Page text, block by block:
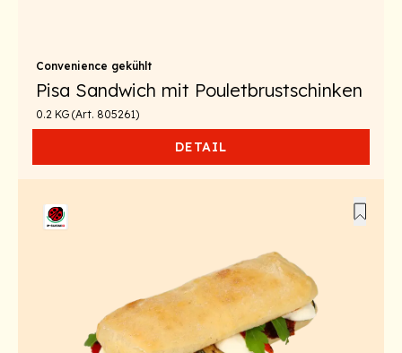
Convenience gekühlt
Pisa Sandwich mit Pouletbrustschinken
0.2 KG (Art. 805261)
DETAIL